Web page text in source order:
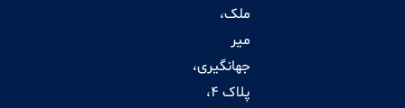
ملک،
میر
جهانگیری،
پلاک 4،